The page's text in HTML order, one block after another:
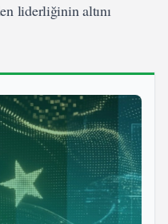
liderliğinin altını